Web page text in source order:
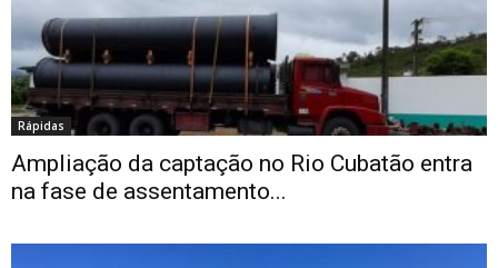
Rápidas
Ampliação da captação no Rio Cubatão entra
na fase de assentamento...